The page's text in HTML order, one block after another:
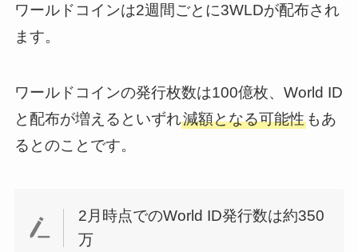
ワールドコインは2週間ごとに3WLDが配布され
ます。
ワールドコインの発行枚数は100億枚、World ID
と配布が増えるといずれ減額となる可能性もあ
るとのことです。
2月時点でのWorld ID発行数は約350
万